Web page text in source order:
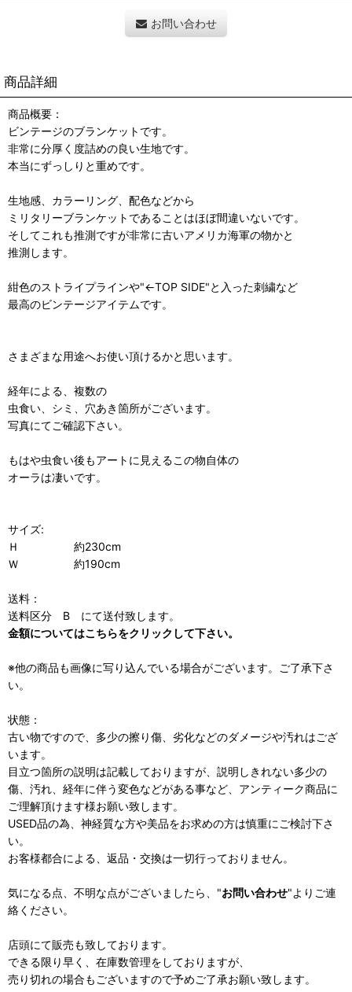
お問い合わせ
商品詳細
商品概要：
ビンテージのブランケットです。
非常に分厚く度詰めの良い生地です。
本当にずっしりと重めです。
生地感、カラーリング、配色などから
ミリタリーブランケットであることはほぼ間違いないです。
そしてこれも推測ですが非常に古いアメリカ海軍の物かと
推測します。
紺色のストライプラインや"←TOP SIDE"と入った刺繍など
最高のビンテージアイテムです。
さまざまな用途へお使い頂けるかと思います。
経年による、複数の
虫食い、シミ、穴あき箇所がございます。
写真にてご確認下さい。
もはや虫食い後もアートに見えるこの物自体の
オーラは凄いです。
サイズ:
Ｈ 約230cm
Ｗ 約190cm
送料：
送料区分 B にて送付致します。
金額についてはこちらをクリックして下さい。
※他の商品も画像に写り込んでいる場合がございます。ご了承下さ
い。
状態：
古い物ですので、多少の擦り傷、劣化などのダメージや汚れはござ
います。
目立つ箇所の説明は記載しておりますが、説明しきれない多少の
傷、汚れ、経年に伴う変色などがある事など、アンティーク商品に
ご理解頂けます様お願い致します。
USED品の為、神経質な方や美品をお求めの方は慎重にご検討下さ
い。
お客様都合による、返品・交換は一切行っておりません。
気になる点、不明な点がございましたら、"お問い合わせ"よりご連
絡ください。
店頭にて販売も致しております。
できる限り早く、在庫数管理をしておりますが、
売り切れの場合もございますので予めご了承お願い致します。